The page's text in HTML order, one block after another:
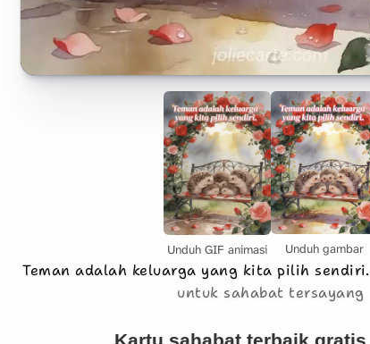
Unduh GIF animasi Unduh gambar
Teman adalah keluarga yang kita pilih sendiri.
untuk sahabat tersayang